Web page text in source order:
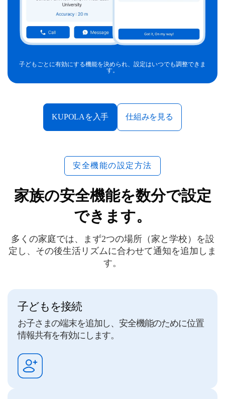
子どもごとに有効にする機能を決められ、設定はいつでも調整できま
す。
KUPOLAを入手 仕組みを見る
安全機能の設定方法
家族の安全機能を数分で設定
できます。
多くの家庭では、まず2つの場所（家と学校）を設
定し、その後生活リズムに合わせて通知を追加しま
す。
子どもを接続
お子さまの端末を追加し、安全機能のために位置
情報共有を有効にします。